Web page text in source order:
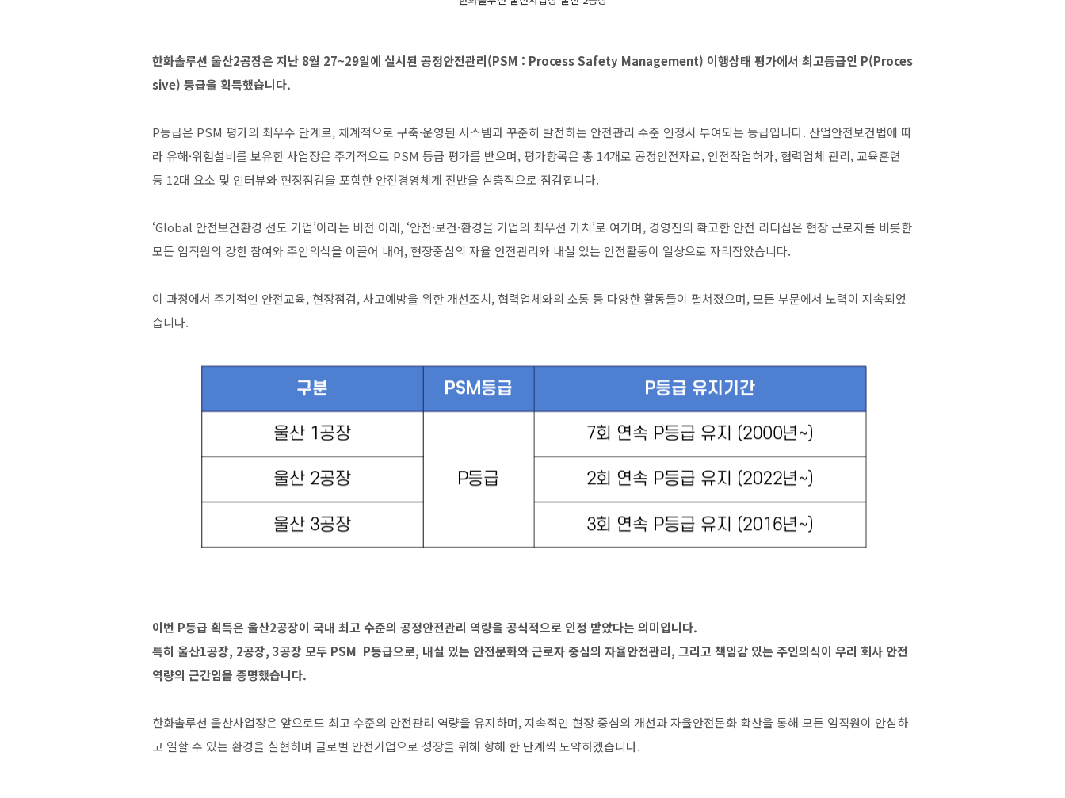
한화솔루션 울산2공장은 지난 8월 27~29일에 실시된 공정안전관리(PSM : Process Safety Management) 이행상태 평가에서 최고등급인 P(Proces
sive) 등급을 획득했습니다.
P등급은 PSM 평가의 최우수 단계로, 체계적으로 구축·운영된 시스템과 꾸준히 발전하는 안전관리 수준 인정시 부여되는 등급입니다. 산업안전보건법에 따
라 유해·위험설비를 보유한 사업장은 주기적으로 PSM 등급 평가를 받으며, 평가항목은 총 14개로 공정안전자료, 안전작업허가, 협력업체 관리, 교육훈련
등 12대 요소 및 인터뷰와 현장점검을 포함한 안전경영체계 전반을 심층적으로 점검합니다.
‘Global 안전보건환경 선도 기업’이라는 비전 아래, ‘안전·보건·환경을 기업의 최우선 가치’로 여기며, 경영진의 확고한 안전 리더십은 현장 근로자를 비롯한
모든 임직원의 강한 참여와 주인의식을 이끌어 내어, 현장중심의 자율 안전관리와 내실 있는 안전활동이 일상으로 자리잡았습니다.
이 과정에서 주기적인 안전교육, 현장점검, 사고예방을 위한 개선조치, 협력업체와의 소통 등 다양한 활동들이 펼쳐졌으며, 모든 부문에서 노력이 지속되었
습니다.
이번 P등급 획득은 울산2공장이 국내 최고 수준의 공정안전관리 역량을 공식적으로 인정 받았다는 의미입니다.
특히 울산1공장, 2공장, 3공장 모두 PSM P등급으로, 내실 있는 안전문화와 근로자 중심의 자율안전관리, 그리고 책임감 있는 주인의식이 우리 회사 안전
역량의 근간임을 증명했습니다.
한화솔루션 울산사업장은 앞으로도 최고 수준의 안전관리 역량을 유지하며, 지속적인 현장 중심의 개선과 자율안전문화 확산을 통해 모든 임직원이 안심하
고 일할 수 있는 환경을 실현하며 글로벌 안전기업으로 성장을 위해 향해 한 단계씩 도약하겠습니다.